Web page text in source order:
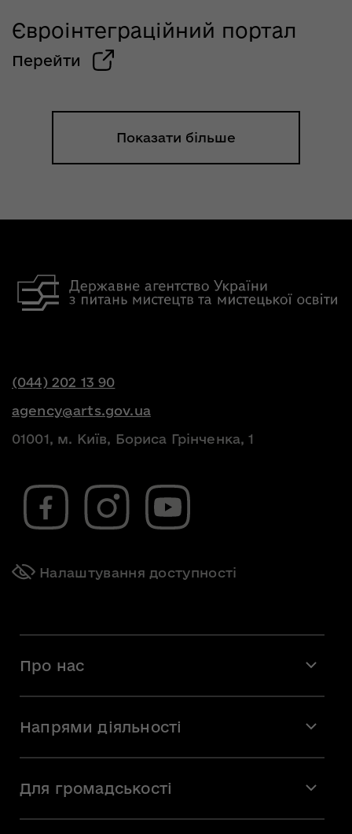
Євроінтеграційний портал
Перейти
Показати більше
(044) 202 13 90
agency@arts.gov.ua
01001, м. Київ, Бориса Грінченка, 1
Налаштування доступності
Про нас
Команда
Вакансії
Напрями діяльності
Мистецька освіта
Для громадськості